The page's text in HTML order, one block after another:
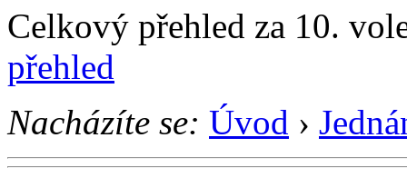
Celkový přehled za 10.
přehled
Nacházíte se: Úvod ›